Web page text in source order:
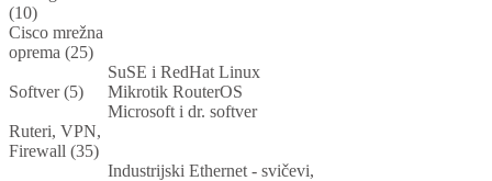
(10)
Cisco mrežna
oprema (25)
Softver (5)
SuSE i RedHat Linux
Mikrotik RouterOS
Microsoft i dr. softver
Ruteri, VPN,
Firewall (35)
Industrijski Ethernet - svičevi,